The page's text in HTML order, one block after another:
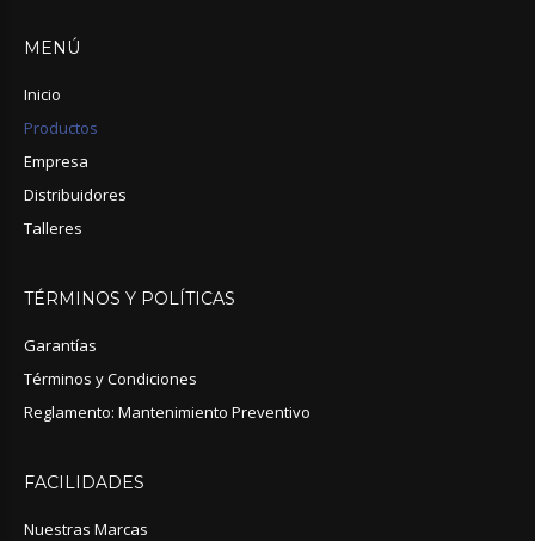
MENÚ
Inicio
Productos
Empresa
Distribuidores
Talleres
TÉRMINOS Y POLÍTICAS
Garantías
Términos y Condiciones
Reglamento: Mantenimiento Preventivo
FACILIDADES
Nuestras Marcas